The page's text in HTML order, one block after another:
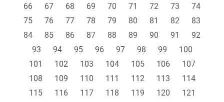
66
67 68 69 70 71 72 73
74
75
76 77 78 79 80 81 82
83
84
85 86 87 88 89 90 91
92
93
94 95 96 97 98 99
100
101
102 103 104 105 106
107
108
109 110 111 112 113
114
115
116 117 118 119 120
121